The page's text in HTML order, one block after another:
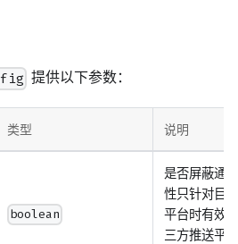
提供以下参数：
类型 说明
boolean
是否屏蔽通
性只针对目
平台时有效
三方推送平